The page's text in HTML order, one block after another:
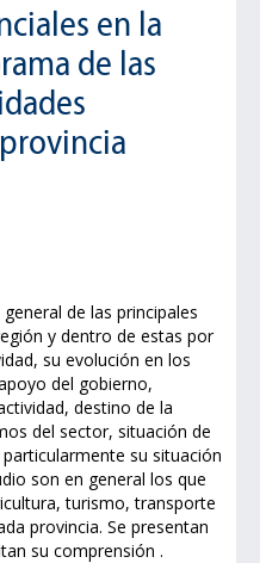
en la
de las
de las principales
y dentro de estas por
su evolución en los
del gobierno,
destino de la
del sector, situación de
su situación
son en general los que
turismo, transporte
provincia. Se presentan
su comprensión .